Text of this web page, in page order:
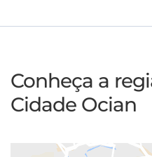
Conheça a
Cidade Ocian